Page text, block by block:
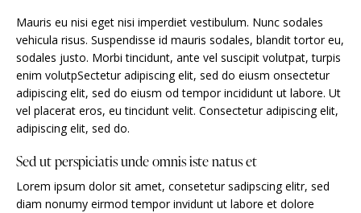
Mauris eu nisi eget nisi imperdiet vestibulum. Nunc sodales
vehicula risus. Suspendisse id mauris sodales, blandit tortor eu,
sodales justo. Morbi tincidunt, ante vel suscipit volutpat, turpis
enim volutpSectetur adipiscing elit, sed do eiusm onsectetur
adipiscing elit, sed do eiusm od tempor incididunt ut labore. Ut
vel placerat eros, eu tincidunt velit. Consectetur adipiscing elit,
adipiscing elit, sed do.
Sed ut perspiciatis unde omnis iste natus et
Lorem ipsum dolor sit amet, consetetur sadipscing elitr, sed
diam nonumy eirmod tempor invidunt ut labore et dolore